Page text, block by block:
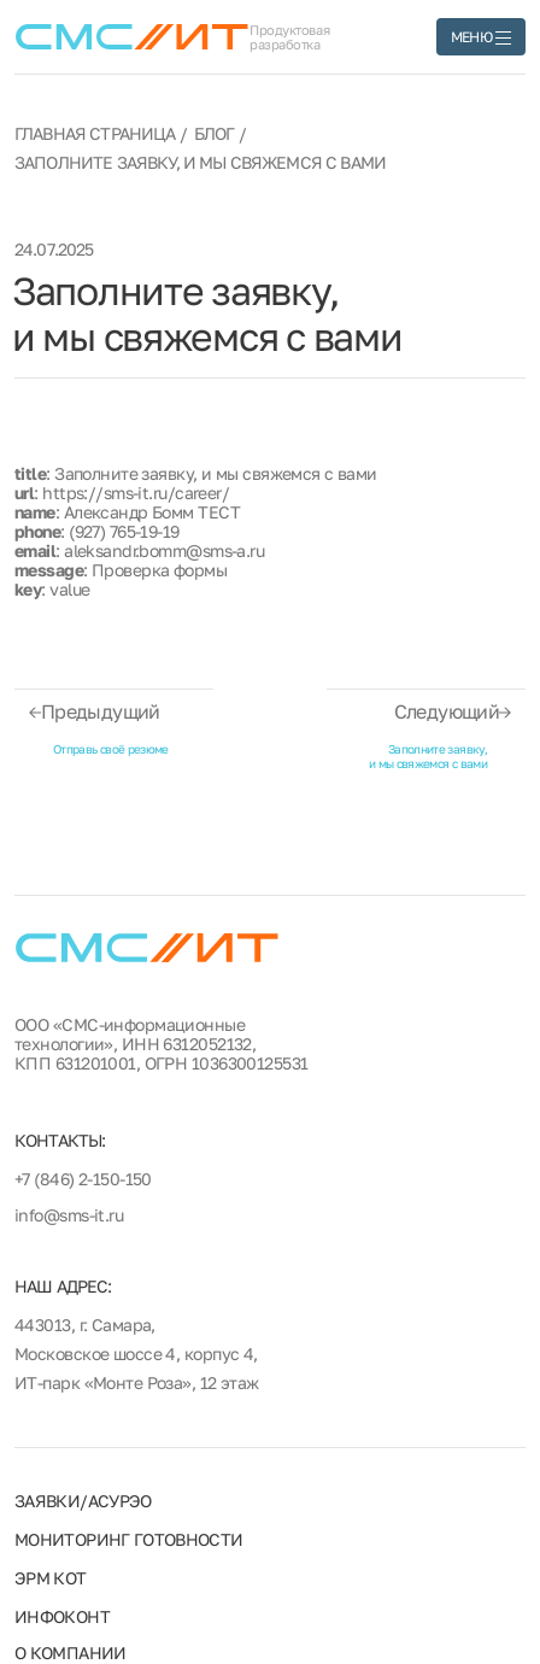
Продуктовая
разработка
МЕНЮ
ГЛАВНАЯ СТРАНИЦА
БЛОГ
ЗАПОЛНИТЕ ЗАЯВКУ, И МЫ СВЯЖЕМСЯ С ВАМИ
Заполните заявку,
и мы свяжемся с вами
24.07.2025
title: Заполните заявку, и мы свяжемся с вами
url: https://sms-it.ru/career/
name: Александр Бомм ТЕСТ
phone: (927) 765-19-19
email: aleksandr.bomm@sms-a.ru
message: Проверка формы
key: value
Предыдущий
Отправь своё резюме
Следующий
Заполните заявку,
и мы свяжемся с вами
ООО «СМС-информационные
технологии», ИНН 6312052132,
КПП 631201001, ОГРН 1036300125531
КОНТАКТЫ:
+7 (846) 2-150-150
info@sms-it.ru
НАШ АДРЕС:
443013, г. Самара,
Московское шоссе 4, корпус 4,
ИТ-парк «Монте Роза», 12 этаж
ЗАЯВКИ/АСУРЭО
МОНИТОРИНГ ГОТОВНОСТИ
ЭРМ КОТ
ИНФОКОНТ
О КОМПАНИИ